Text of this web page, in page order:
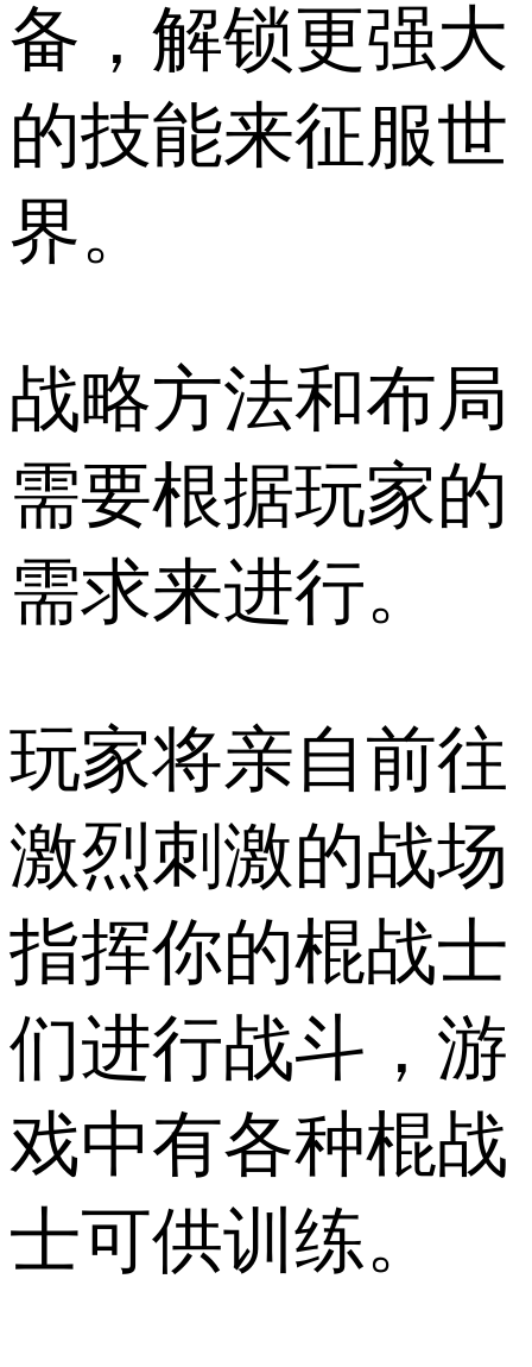
备，解锁更强大
的技能来征服世
界。
战略方法和布局
需要根据玩家的
需求来进行。
玩家将亲自前往
激烈刺激的战场
指挥你的棍战士
们进行战斗，游
戏中有各种棍战
士可供训练。